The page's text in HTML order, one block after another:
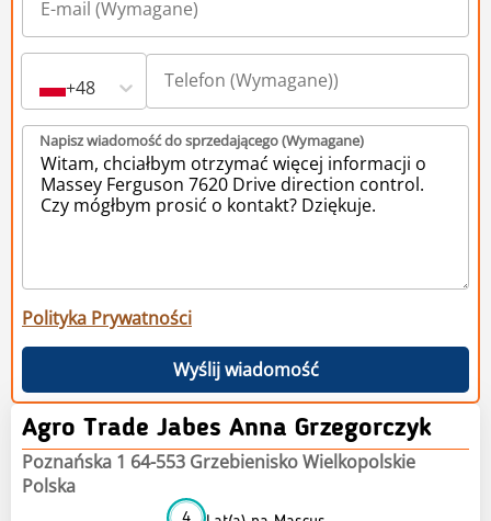
+48
Napisz wiadomość do sprzedającego (Wymagane)
Polityka Prywatności
Wyślij wiadomość
Agro Trade Jabes Anna Grzegorczyk
Poznańska 1 64-553 Grzebienisko Wielkopolskie
Polska